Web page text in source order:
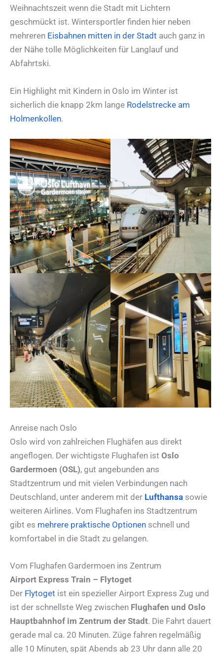
Weihnachtszeit wenn die Stadt mit Lichtern
geschmückt ist. Wintersportler finden hier neben
mehreren Eisbahnen mitten in der Stadt auch ganz in
der Nähe tolle Möglichkeiten für Langlauf und
Abfahrtski.
Ein Highlight mit Kindern in Oslo im Winter ist
sicherlich die knapp 2km lange Rodelstrecke am
Holmenkollen.
Anreise nach Oslo
Oslo wird von zahlreichen Flughäfen aus direkt
angeflogen. Der wichtigste Flughafen ist Oslo
Gardermoen (OSL), gut angebunden ans
Stadtzentrum und mit vielen Verbindungen nach
Deutschland, unter anderem mit der Lufthansa sowie
weiteren Airlines. Vom Flughafen ins Stadtzentrum
gibt es mehrere praktische Optionen schnell und
komfortabel in die Stadt zu gelangen.
Vom Flughafen Gardermoen ins Zentrum
Airport Express Train – Flytoget
Der Flytoget ist ein spezieller Airport Express Zug und
ist der schnellste Weg zwischen Flughafen und Oslo
Hauptbahnhof im Zentrum der Stadt. Die Fahrt dauert
gerade mal ca. 20 Minuten. Züge fahren regelmäßig
alle 10 Minuten, spät Abends ab 23 Uhr dann alle 20